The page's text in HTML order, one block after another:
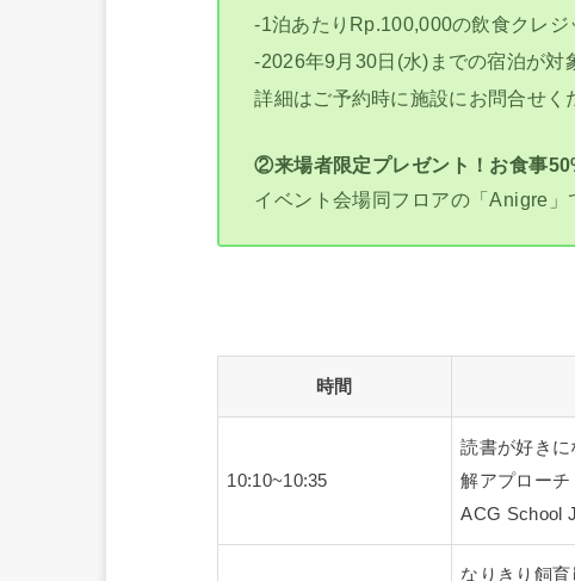
-1泊あたりRp.100,000の飲食クレジ
-2026年9月30日(水)までの宿泊が対
詳細はご予約時に施設にお問合せく
②来場者限定プレゼント！お食事
イベント会場同フロアの「Anigre」
時間
10:10~10:35
読書が好き
解アプローチ
ACG School
なりきり飼